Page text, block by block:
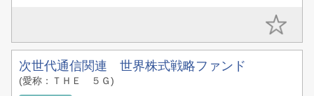
次世代通信関連 世界株式戦略ファンド
(愛称：ＴＨＥ ５Ｇ)